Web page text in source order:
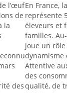
l’œuf
de
la
des
En France,
représente
éleveurs et
familles.
joue un
dynamisme
Attentive
des
qualité, de